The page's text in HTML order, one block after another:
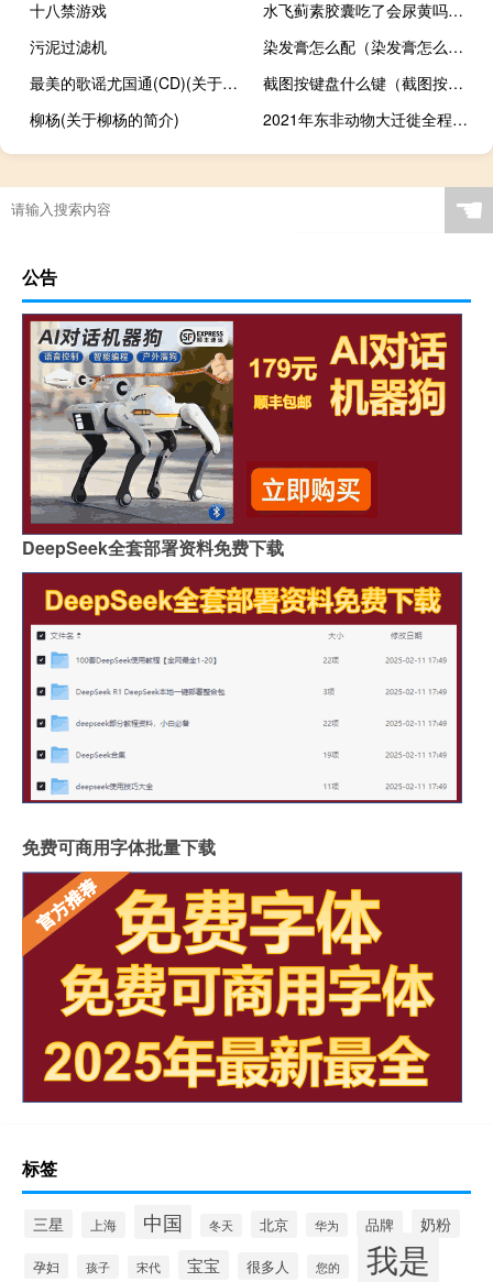
十八禁游戏
水飞蓟素胶囊吃了会尿黄吗（水飞蓟素胶囊的作用）
污泥过滤机
染发膏怎么配（染发膏怎么用）
最美的歌谣尤国通(CD)(关于最美的歌谣尤国通(CD)的简介)
截图按键盘什么键（截图按什么快捷键）
柳杨(关于柳杨的简介)
2021年东非动物大迁徙全程直播（东非动物大迁徙的时间）
☚
公告
DeepSeek全套部署资料免费下载
免费可商用字体批量下载
标签
三星 上海 中国 冬天 北京 华为 品牌 奶粉
孕妇 孩子 宋代 宝宝 很多人 您的 我是